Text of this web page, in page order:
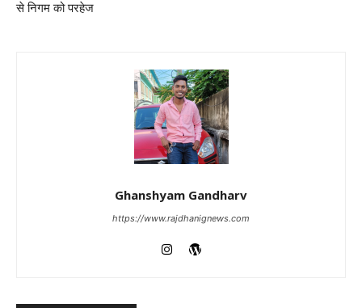
से निगम को परहेज
Ghanshyam Gandharv
https://www.rajdhanignews.com